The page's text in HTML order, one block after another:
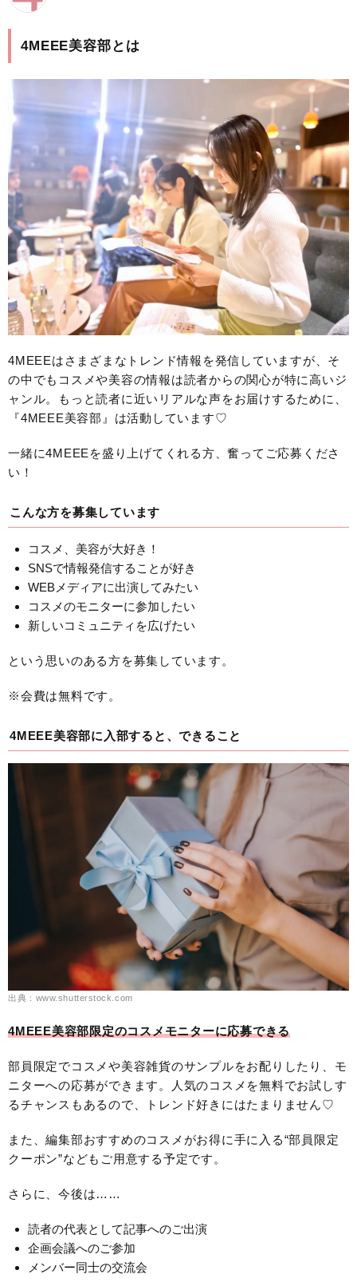
4MEEE美容部とは
4MEEEはさまざまなトレンド情報を発信していますが、そ
の中でもコスメや美容の情報は読者からの関心が特に高いジ
ャンル。もっと読者に近いリアルな声をお届けするために、
『4MEEE美容部』は活動しています♡
一緒に4MEEEを盛り上げてくれる方、奮ってご応募くださ
い！
こんな方を募集しています
コスメ、美容が大好き！
SNSで情報発信することが好き
WEBメディアに出演してみたい
コスメのモニターに参加したい
新しいコミュニティを広げたい
という思いのある方を募集しています。
※会費は無料です。
4MEEE美容部に入部すると、できること
出典：www.shutterstock.com
4MEEE美容部限定のコスメモニターに応募できる
部員限定でコスメや美容雑貨のサンプルをお配りしたり、モ
ニターへの応募ができます。人気のコスメを無料でお試しす
るチャンスもあるので、トレンド好きにはたまりません♡
また、編集部おすすめのコスメがお得に手に入る“部員限定
クーポン”などもご用意する予定です。
さらに、今後は……
読者の代表として記事へのご出演
企画会議へのご参加
メンバー同士の交流会